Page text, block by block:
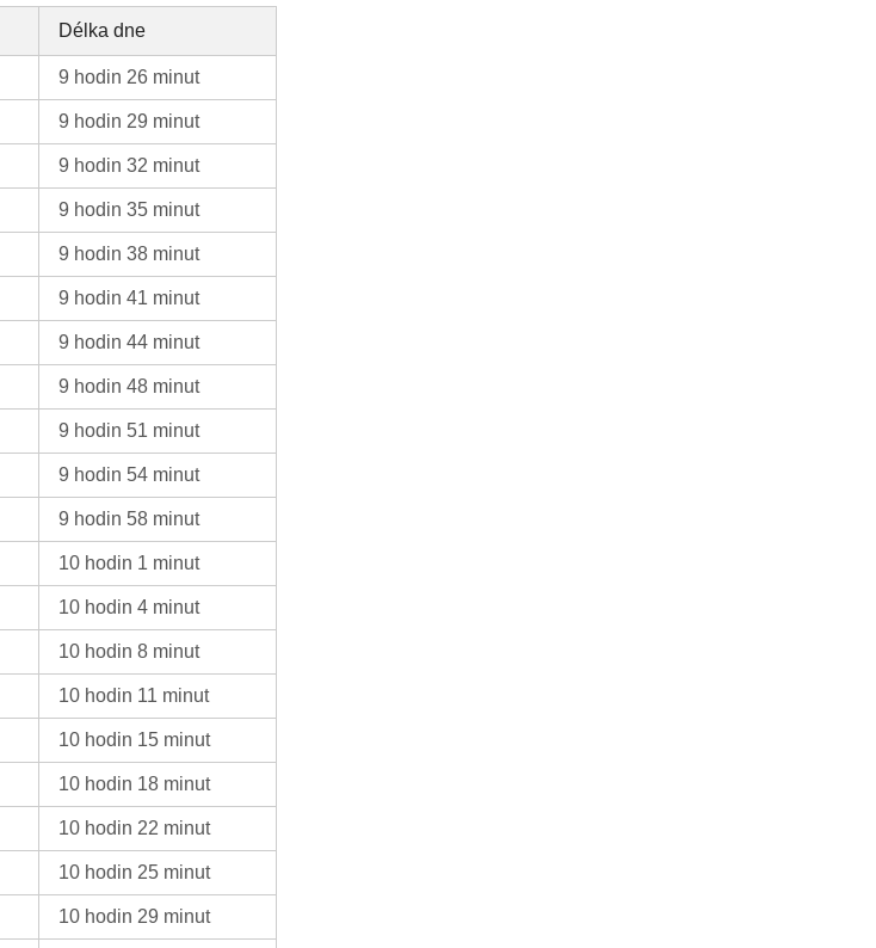
Délka dne
9 hodin 26 minut
9 hodin 29 minut
9 hodin 32 minut
9 hodin 35 minut
9 hodin 38 minut
9 hodin 41 minut
9 hodin 44 minut
9 hodin 48 minut
9 hodin 51 minut
9 hodin 54 minut
9 hodin 58 minut
10 hodin 1 minut
10 hodin 4 minut
10 hodin 8 minut
10 hodin 11 minut
10 hodin 15 minut
10 hodin 18 minut
10 hodin 22 minut
10 hodin 25 minut
10 hodin 29 minut